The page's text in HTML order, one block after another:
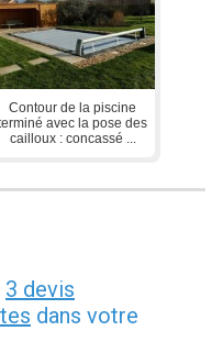
Contour de la piscine
avec la pose des
cailloux : concassé ...
3 devis
dans votre